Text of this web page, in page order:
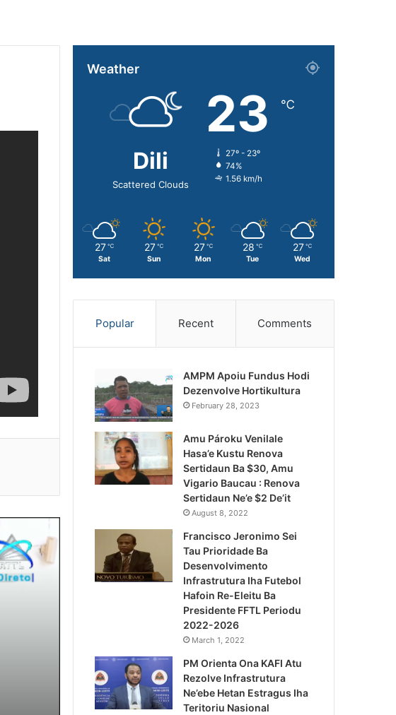
Kazu Transferénsia
Singapura, Advogadu
Weather
Dili
Scattered Clouds
23 ℃
27º - 23º
74%
1.56 km/h
27 ℃
Sat
27 ℃
Sun
27 ℃
Mon
28 ℃
Tue
27 ℃
Wed
Popular Recent Comments
AMPM Apoiu Fundus Hodi
Dezenvolve Hortikultura
February 28, 2023
Amu Pároku Venilale
Hasa’e Kustu Renova
Sertidaun Ba $30, Amu
Vigario Baucau : Renova
Sertidaun Ne’e $2 De’it
August 8, 2022
Francisco Jeronimo Sei
Tau Prioridade Ba
Desenvolvimento
Infrastrutura Iha Futebol
Hafoin Re-Eleitu Ba
Presidente FFTL Periodu
2022-2026
March 1, 2022
PM Orienta Ona KAFI Atu
Rezolve Infrastrutura
Ne’ebe Hetan Estragus Iha
Teritoriu Nasional